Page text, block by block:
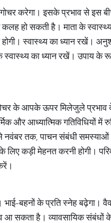
करेगा। इसके प्रभाव से इस
हो सकती है। माता के
स्वास्थ्य का ध्यान रखें।
का ध्यान रखें। उपाय के
के आपके ऊपर मिलेजुले प्रभाव
और आध्यात्मिक गतिविधियों में
तक, पाचन संबंधी समस्याओं
कड़ी मेहनत करनी होगी।
बहनों के प्रति स्नेह बढ़ेगा।
आ सकता है। व्यावसायिक